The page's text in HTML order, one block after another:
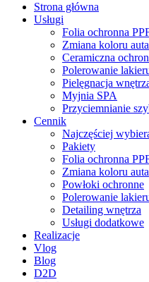
Strona główna
Usługi
Folia ochronna
Zmiana koloru
Ceramiczna
Polerowanie
Pielęgnacja
Myjnia SPA
Przyciemnianie
Cennik
Najczęściej
Pakiety
Folia ochronna
Zmiana koloru auta
Powłoki ochronne
Polerowanie
Detailing wnętrza
Usługi dodatkowe
Realizacje
Vlog
Blog
D2D